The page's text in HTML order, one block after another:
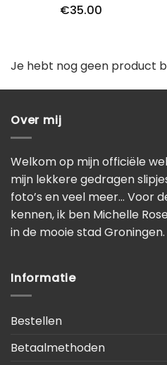
€35.00
Je hebt nog geen product
Over mij
Welkom op mijn officiële
mijn lekkere gedragen
foto’s en veel meer… Voor
kennen, ik ben Michelle
in de mooie stad Groningen.
Informatie
Bestellen
Betaalmethoden